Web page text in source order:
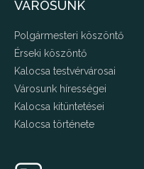
VÁROSUNK
Polgármesteri köszöntő
Érseki köszöntő
Kalocsa testvérvárosai
Városunk hírességei
Kalocsa kitüntetései
Kalocsa története